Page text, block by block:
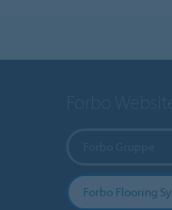
Forbo Flooring